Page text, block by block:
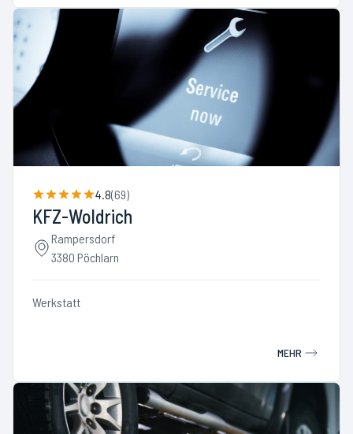
4.8(69)
KFZ-Woldrich
Rampersdorf
3380 Pöchlarn
Werkstatt
MEHR